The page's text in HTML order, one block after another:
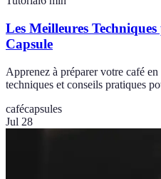
Les Meilleures
Capsule
Apprenez à préparer votre café
techniques et conseils pratiques
cafécapsules
Jul 28